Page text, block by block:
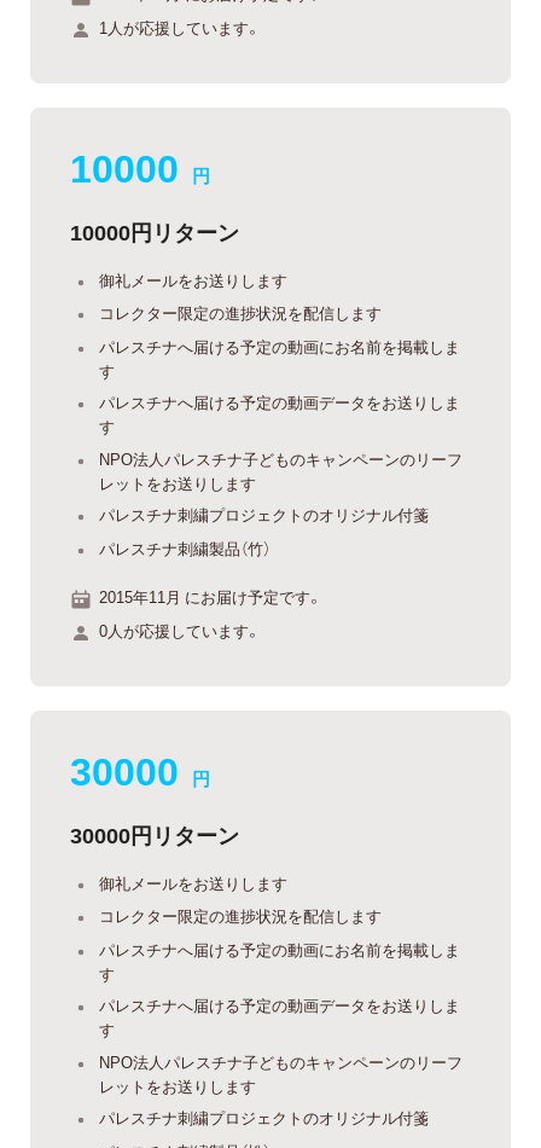
1人が応援しています。
10000 円
10000円リターン
御礼メールをお送りします
コレクター限定の進捗状況を配信します
パレスチナへ届ける予定の動画にお名前を掲載しま
す
パレスチナへ届ける予定の動画データをお送りしま
す
NPO法人パレスチナ子どものキャンペーンのリーフ
レットをお送りします
パレスチナ刺繍プロジェクトのオリジナル付箋
パレスチナ刺繍製品（竹）
2015年11月 にお届け予定です。
0人が応援しています。
30000 円
30000円リターン
御礼メールをお送りします
コレクター限定の進捗状況を配信します
パレスチナへ届ける予定の動画にお名前を掲載しま
す
パレスチナへ届ける予定の動画データをお送りしま
す
NPO法人パレスチナ子どものキャンペーンのリーフ
レットをお送りします
パレスチナ刺繍プロジェクトのオリジナル付箋